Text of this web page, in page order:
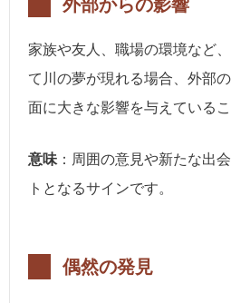
外部からの影響
家族や友人、職場の環境など
て川の夢が現れる場合、外部
面に大きな影響を与えている
意味 ：周囲の意見や新たな出
トとなるサインです。
偶然の発見